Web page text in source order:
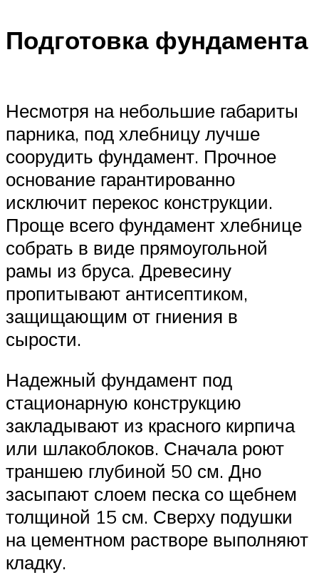
Подготовка фундамента
Несмотря на небольшие габариты
парника, под хлебницу лучше
соорудить фундамент. Прочное
основание гарантированно
исключит перекос конструкции.
Проще всего фундамент хлебнице
собрать в виде прямоугольной
рамы из бруса. Древесину
пропитывают антисептиком,
защищающим от гниения в
сырости.
Надежный фундамент под
стационарную конструкцию
закладывают из красного кирпича
или шлакоблоков. Сначала роют
траншею глубиной 50 см. Дно
засыпают слоем песка со щебнем
толщиной 15 см. Сверху подушки
на цементном растворе выполняют
кладку.